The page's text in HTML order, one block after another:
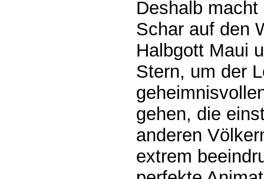
Deshalb
Schar auf den
Halbgott Maui
Stern, um der
gehen, die
anderen
extrem